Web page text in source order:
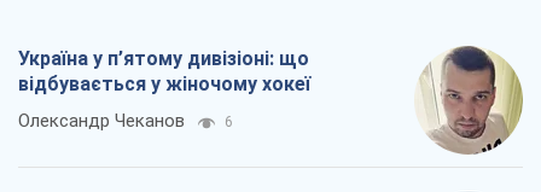
Україна у п’ятому дивізіоні: що
відбувається у жіночому хокеї
Олександр Чеканов 6